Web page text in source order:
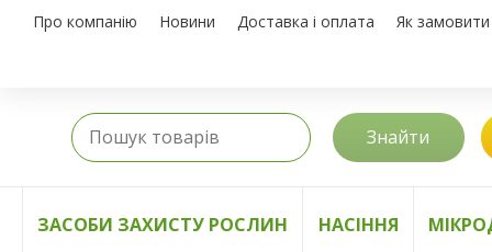
Про компанію Новини Доставка і оплата Як замовити
Знайти
ЗАСОБИ ЗАХИСТУ РОСЛИН НАСІННЯ